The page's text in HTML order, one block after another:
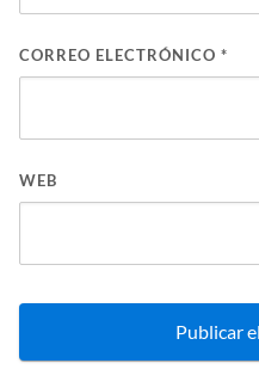
CORREO ELECTRÓNICO *
WEB